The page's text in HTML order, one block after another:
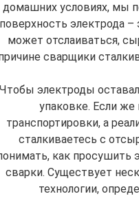
домашних условиях, мы
поверхность электрода –
может отслаиваться,
сварщики
Чтобы электроды
упаковке. Если же
транспортировки, а
сталкиваетесь с
как просушить
сварки. Существует
технологии,